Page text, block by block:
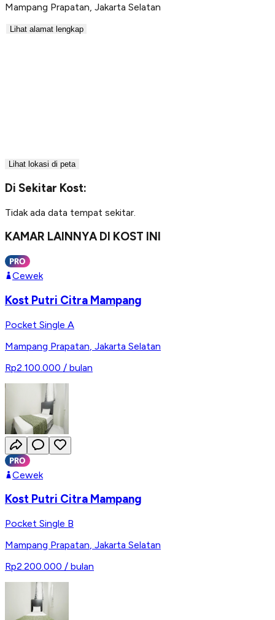
Mampang Prapatan Jakarta Selatan
Lihat alamat lengkap
Lihat lokasi di peta
Di Sekitar Kost:
Tidak ada data tempat sekitar.
KAMAR LAINNYA DI KOST INI
Cewek
Kost Putri Citra Mampang
Pocket Single A
Mampang Prapatan Jakarta Selatan
Rp2.100.000 / bulan
Cewek
Kost Putri Citra Mampang
Pocket Single B
Mampang Prapatan, Jakarta Selatan
Rp2.200.000 / bulan